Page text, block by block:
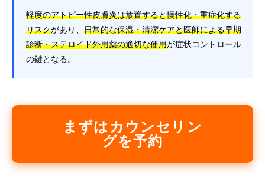
軽度のアトピー性皮膚炎は放置すると慢性化・重症化する
リスクがあり、 日常的な保湿・清潔ケアと医師による早期
診断・ステロイド外用薬の適切な使用が症状コントロール
の鍵となる。
まずはカウンセリン
グを予約